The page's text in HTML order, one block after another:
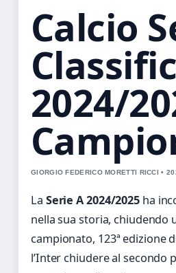
Calcio
2024/
GIORGIO FEDERICO MORETTI RICCI •
La Serie A 2024/2025 ha
nella sua storia, chiudendo
campionato, 123ª edizione
l’Inter chiudere al secondo